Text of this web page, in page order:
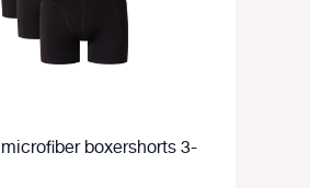
boxershorts 3-